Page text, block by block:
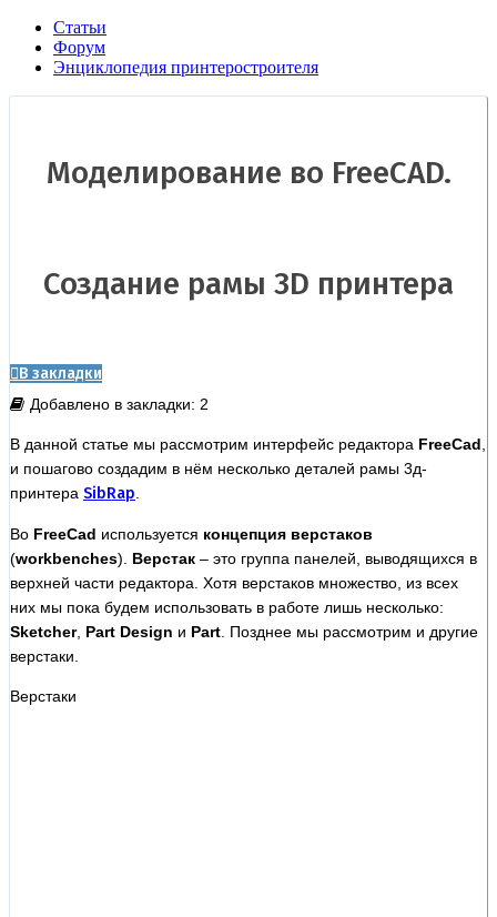
Статьи
Форум
Энциклопедия принтеростроителя
Моделирование во FreeCAD.
Создание рамы 3D принтера
В закладки
Добавлено в закладки: 2
В данной статье мы рассмотрим интерфейс редактора FreeCad
и пошагово создадим в нём несколько деталей рамы 3д-
принтера SibRap
Во FreeCad используется концепция верстаков
(workbenches). Верстак – это группа панелей, выводящихся в
верхней части редактора. Хотя верстаков множество, из всех
них мы пока будем использовать в работе лишь несколько:
Sketcher, Part Design и Part . Позднее мы рассмотрим и другие
верстаки.
Верстаки